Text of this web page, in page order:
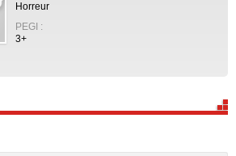
Horreur
PEGI :
3+